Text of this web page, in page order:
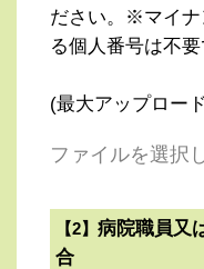
ださい。※マイナ
る個人番号は不要
(最大アップロー
ファイルを選択
【2】 病院職員又
合